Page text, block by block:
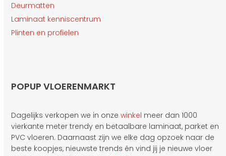
Deurmatten
Laminaat kenniscentrum
Plinten en profielen
POPUP VLOERENMARKT
Dagelijks verkopen we in onzewinkel meer dan 1000
vierkante meter trendy en betaalbare laminaat, parket en
PVC vloeren. Daarnaast zijn we elke dag opzoek naar de
beste koopjes, nieuwste trends én vind jij je nieuwe vloer